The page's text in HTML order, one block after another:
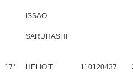
ISSAO
SARUHASHI
17° HELIO T. 110120437